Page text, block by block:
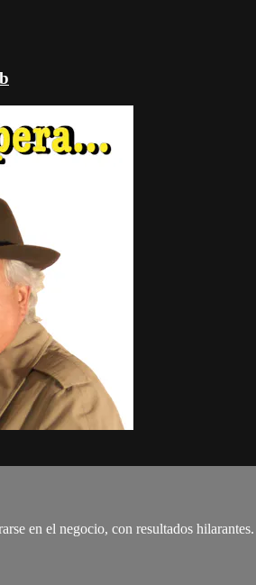
en el negocio, con resultados hilarantes.